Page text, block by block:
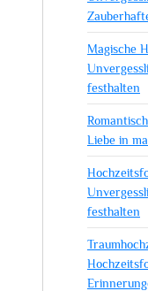
hochwertige
Fotografie
Magische
festhalten
Liebe in
festhalten